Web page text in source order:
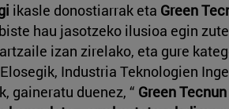
ikasle donostiarrak eta Green
hau jasotzeko ilusioa egin
izan zirelako, eta gure
Industria Teknologien
gaineratu duenez, “ Green